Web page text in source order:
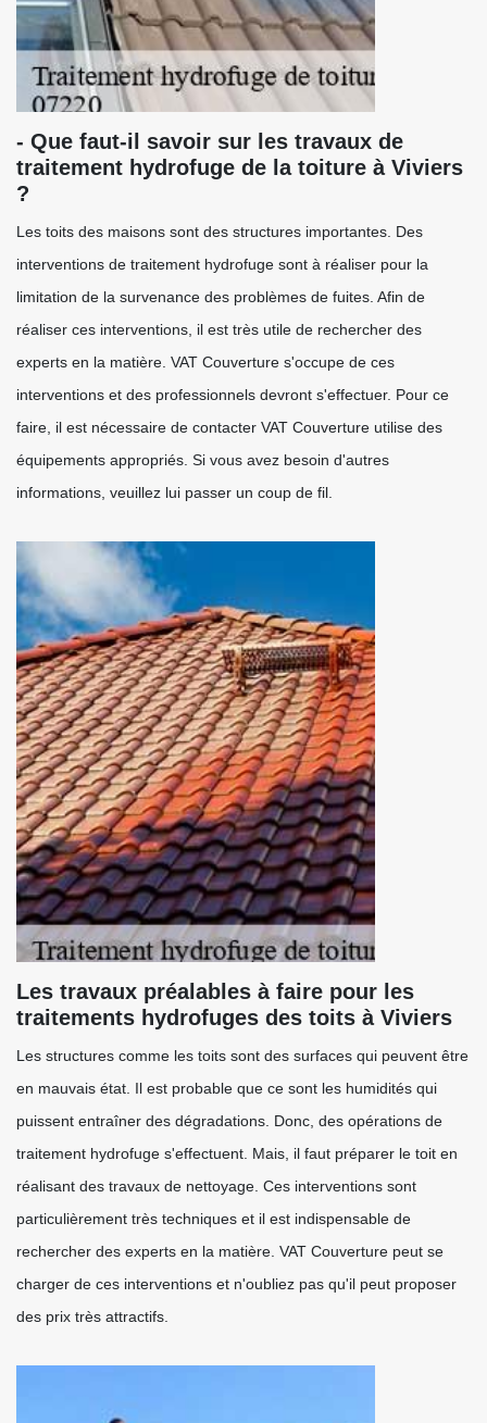
- Que faut-il savoir sur les travaux de
traitement hydrofuge de la toiture à Viviers
?
Les toits des maisons sont des structures importantes. Des
interventions de traitement hydrofuge sont à réaliser pour la
limitation de la survenance des problèmes de fuites. Afin de
réaliser ces interventions, il est très utile de rechercher des
experts en la matière. VAT Couverture s'occupe de ces
interventions et des professionnels devront s'effectuer. Pour ce
faire, il est nécessaire de contacter VAT Couverture utilise des
équipements appropriés. Si vous avez besoin d'autres
informations, veuillez lui passer un coup de fil.
Les travaux préalables à faire pour les
traitements hydrofuges des toits à Viviers
Les structures comme les toits sont des surfaces qui peuvent être
en mauvais état. Il est probable que ce sont les humidités qui
puissent entraîner des dégradations. Donc, des opérations de
traitement hydrofuge s'effectuent. Mais, il faut préparer le toit en
réalisant des travaux de nettoyage. Ces interventions sont
particulièrement très techniques et il est indispensable de
rechercher des experts en la matière. VAT Couverture peut se
charger de ces interventions et n'oubliez pas qu'il peut proposer
des prix très attractifs.